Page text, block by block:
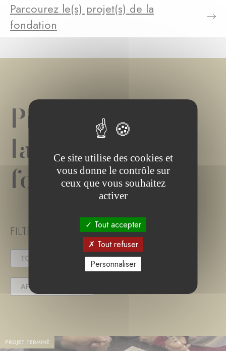
Parcourez le(s) projet(s) de la
fondation
Projet(s) de
la
fondation
FILTER PROJECT STATUS
TOUS EN COURS TERMINÉ
APPEL(S) À PROJET
PROJET TERMINÉ
Ce site utilise des cookies et
vous donne le contrôle sur
ceux que vous souhaitez
activer
Tout accepter
Tout refuser
Personnaliser